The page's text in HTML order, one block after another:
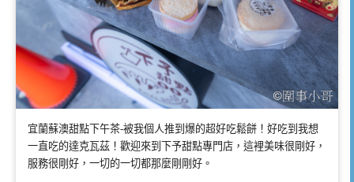
宜蘭蘇澳甜點下午茶-被我個人推到爆的超好吃鬆餅！好吃到我想
一直吃的達克瓦茲！歡迎來到下予甜點專門店，這裡美味很剛好，
服務很剛好，一切的一切都那麼剛剛好。